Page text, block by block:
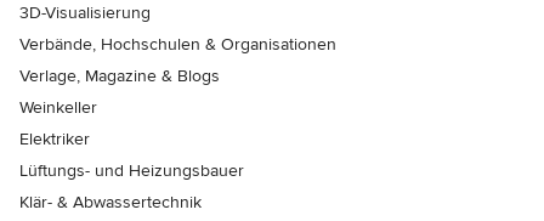
3D-Visualisierung
Verbände, Hochschulen & Organisationen
Verlage, Magazine & Blogs
Weinkeller
Elektriker
Lüftungs- und Heizungsbauer
Klär- & Abwassertechnik